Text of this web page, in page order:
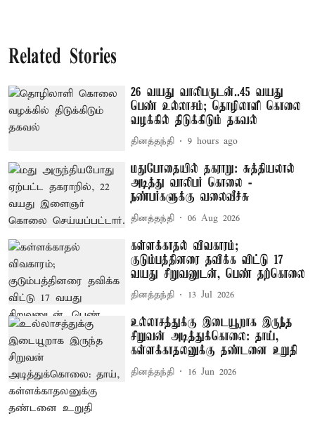
Related Stories
26 வயது வாலிபருடன்..45 வயது
பெண் உல்லாசம்; தொழிலாளி கொலை
வழக்கில் திடுக்கிடும் தகவல்
தினத்தந்தி 9 hours ago
மதுபோதையில் தகராறு: சுத்தியலால்
அடித்து வாலிபர் கொலை -
நண்பர்களுக்கு வலைவீச்சு
தினத்தந்தி 06 Aug 2026
கள்ளக்காதல் விவகாரம்;
குடும்பத்தினரை தவிக்க விட்டு 17
வயது சிறுவனுடன், பெண் தற்கொலை
தினத்தந்தி 13 Jul 2026
உல்லாசத்துக்கு இடையூறாக இருந்த
சிறுவன் அடித்துக்கொலை: தாய்,
கள்ளக்காதலனுக்கு தண்டனை உறுதி
தினத்தந்தி 16 Jun 2026